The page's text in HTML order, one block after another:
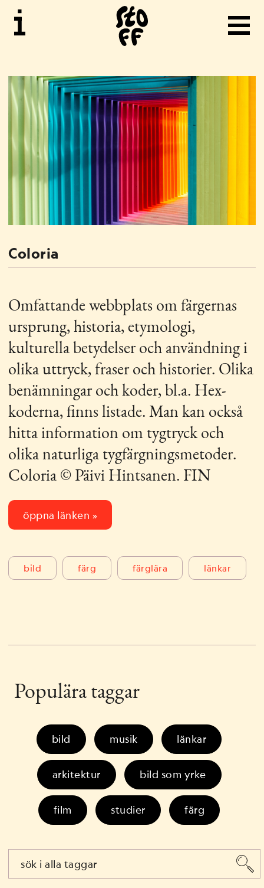
STOFF
BILD
MUSIK
MERA
STOFF
LÄNKAR
Coloria
Omfattande webbplats om färgernas
ursprung, historia, etymologi,
kulturella betydelser och användning i
olika uttryck, fraser och historier. Olika
benämningar och koder, bl.a. Hex-
koderna, finns listade. Man kan också
hitta information om tygtryck och
olika naturliga tygfärgningsmetoder.
Coloria © Päivi Hintsanen. FIN
öppna länken »
bild färg färglära länkar
Populära taggar
bild musik länkar
arkitektur bild som yrke
film studier färg
grafisk formgivning